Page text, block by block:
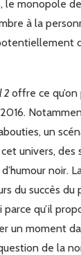
le monopole
à la
2 offre ce
un
univers, des
noir.
du succès du
parce qu’il
un moment
de la